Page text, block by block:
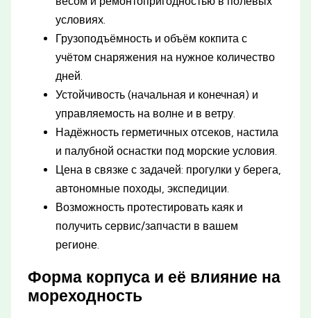
условиях.
Грузоподъёмность и объём кокпита с
учётом снаряжения на нужное количество
дней.
Устойчивость (начальная и конечная) и
управляемость на волне и в ветру.
Надёжность герметичных отсеков, настила
и палубной оснастки под морские условия.
Цена в связке с задачей: прогулки у берега,
автономные походы, экспедиции.
Возможность протестировать каяк и
получить сервис/запчасти в вашем
регионе.
Форма корпуса и её влияние на
мореходность